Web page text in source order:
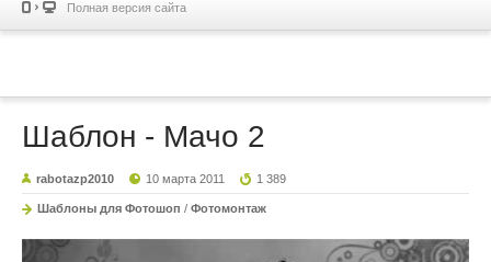
Полная версия сайта
Шаблон - Мачо 2
rabotazp2010 10 марта 2011 1 389
Шаблоны для Фотошоп / Фотомонтаж